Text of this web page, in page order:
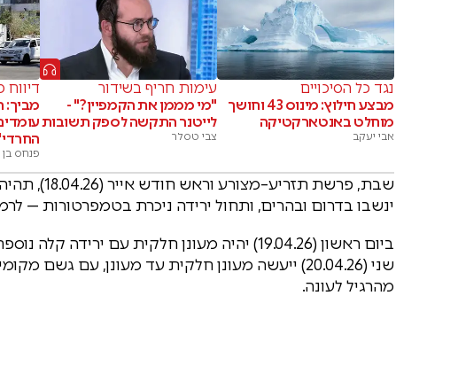
נגד כל הסיכויים
מבצע חילוץ: מינוס 43 וחושך
מוחלט באנטארקטיקה
אבי יעקב
עימות חריף בשידור
"מי מממן את הקמפיין?" -
לייטנר התקשה לספק תשובות
צבי טסלר
דיווח
מביך:
החרדי'
פנחס בן
שבת, פרשת
ינשבו בדרום ובהרים, ותחול ירידה ניכרת בטמפרטורות —
ביום ראשון (19.04.26) יהיה מעונן חלקית עם
שני (20.04.26) ייעשה מעונן חלקית עד מעונן, עם גשם
מהרגיל לעונה.